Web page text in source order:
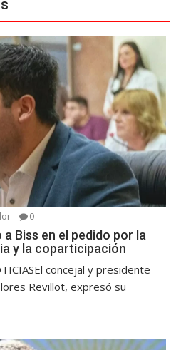
0
Biss en el pedido por la
y la coparticipación
concejal y presidente
Revillot, expresó su